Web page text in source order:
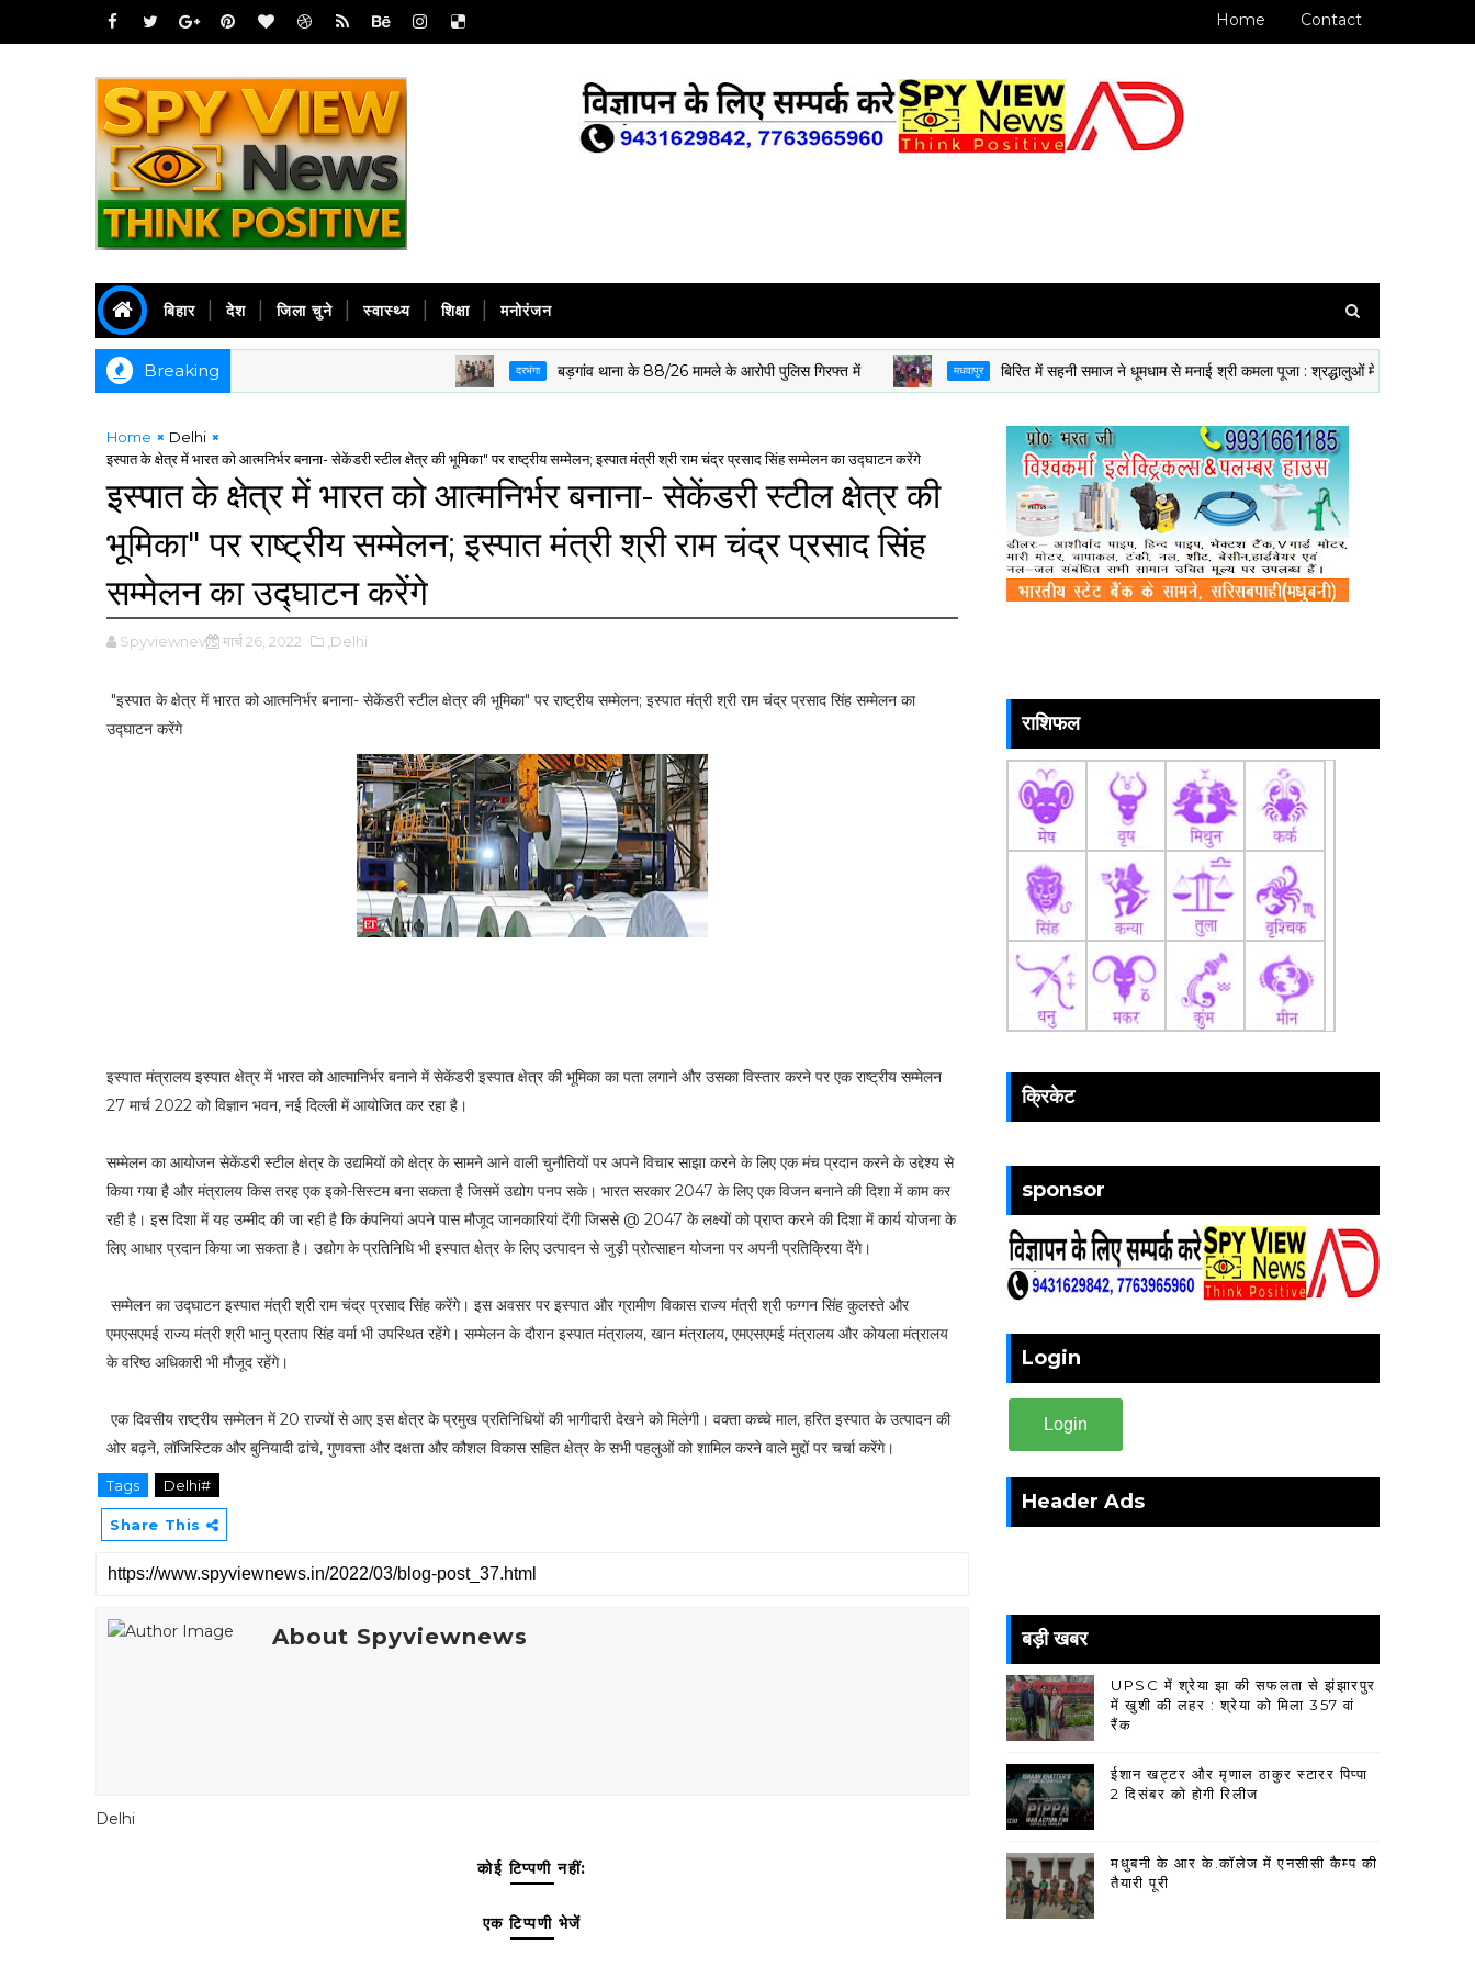
Home Contact
बिहार देश जिला चुने स्वास्थ्य शिक्षा मनोरंजन
Breaking दरभंगा बड़गांव थाना के 88/26 मामले के आरोपी पुलिस गिरफ्त में मधवापुर बिरित में सहनी समाज ने धूमधाम से मनाई श्री कमला पूजा : श्रद्धालुओं में दिखी आस्था
Home
Delhi
इस्पात के क्षेत्र में भारत को आत्मनिर्भर बनाना- सेकेंडरी स्टील क्षेत्र की भूमिका" पर राष्ट्रीय सम्मेलन; इस्पात मंत्री श्री राम चंद्र प्रसाद सिंह सम्मेलन का उद्घाटन करेंगे
इस्पात के क्षेत्र में भारत को आत्मनिर्भर बनाना- सेकेंडरी स्टील क्षेत्र की
भूमिका" पर राष्ट्रीय सम्मेलन; इस्पात मंत्री श्री राम चंद्र प्रसाद सिंह
सम्मेलन का उद्घाटन करेंगे
Spyviewnews मार्च 26, 2022 ,Delhi
"इस्पात के क्षेत्र में भारत को आत्मनिर्भर बनाना- सेकेंडरी स्टील क्षेत्र की भूमिका" पर राष्ट्रीय सम्मेलन; इस्पात मंत्री श्री राम चंद्र प्रसाद सिंह सम्मेलन का
उद्घाटन करेंगे
इस्पात मंत्रालय इस्पात क्षेत्र में भारत को आत्मानिर्भर बनाने में सेकेंडरी इस्पात क्षेत्र की भूमिका का पता लगाने और उसका विस्तार करने पर एक राष्ट्रीय सम्मेलन
27 मार्च 2022 को विज्ञान भवन, नई दिल्ली में आयोजित कर रहा है।
सम्मेलन का आयोजन सेकेंडरी स्टील क्षेत्र के उद्यमियों को क्षेत्र के सामने आने वाली चुनौतियों पर अपने विचार साझा करने के लिए एक मंच प्रदान करने के उद्देश्य से
किया गया है और मंत्रालय किस तरह एक इको-सिस्टम बना सकता है जिसमें उद्योग पनप सके। भारत सरकार 2047 के लिए एक विजन बनाने की दिशा में काम कर
रही है। इस दिशा में यह उम्मीद की जा रही है कि कंपनियां अपने पास मौजूद जानकारियां देंगी जिससे @ 2047 के लक्ष्यों को प्राप्त करने की दिशा में कार्य योजना के
लिए आधार प्रदान किया जा सकता है। उद्योग के प्रतिनिधि भी इस्पात क्षेत्र के लिए उत्पादन से जुड़ी प्रोत्साहन योजना पर अपनी प्रतिक्रिया देंगे।
सम्मेलन का उद्घाटन इस्पात मंत्री श्री राम चंद्र प्रसाद सिंह करेंगे। इस अवसर पर इस्पात और ग्रामीण विकास राज्य मंत्री श्री फग्गन सिंह कुलस्ते और
एमएसएमई राज्य मंत्री श्री भानु प्रताप सिंह वर्मा भी उपस्थित रहेंगे। सम्मेलन के दौरान इस्पात मंत्रालय, खान मंत्रालय, एमएसएमई मंत्रालय और कोयला मंत्रालय
के वरिष्ठ अधिकारी भी मौजूद रहेंगे।
एक दिवसीय राष्ट्रीय सम्मेलन में 20 राज्यों से आए इस क्षेत्र के प्रमुख प्रतिनिधियों की भागीदारी देखने को मिलेगी। वक्ता कच्चे माल, हरित इस्पात के उत्पादन की
ओर बढ़ने, लॉजिस्टिक और बुनियादी ढांचे, गुणवत्ता और दक्षता और कौशल विकास सहित क्षेत्र के सभी पहलुओं को शामिल करने वाले मुद्दों पर चर्चा करेंगे।
Tags Delhi#
Share This
About Spyviewnews
Delhi
कोई टिप्पणी नहीं:
एक टिप्पणी भेजें
राशिफल
क्रिकेट
sponsor
Login
Login
Header Ads
बड़ी खबर
UPSC में श्रेया झा की सफलता से झंझारपुर
में खुशी की लहर : श्रेया को मिला 357 वां
रैंक
ईशान खट्टर और मृणाल ठाकुर स्टारर पिप्पा
2 दिसंबर को होगी रिलीज
मधुबनी के आर के.कॉलेज में एनसीसी कैम्प की
तैयारी पूरी